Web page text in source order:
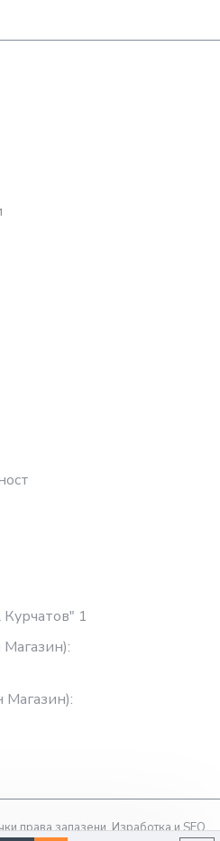
1
Магазин):
права запазени. Изработка и SEO